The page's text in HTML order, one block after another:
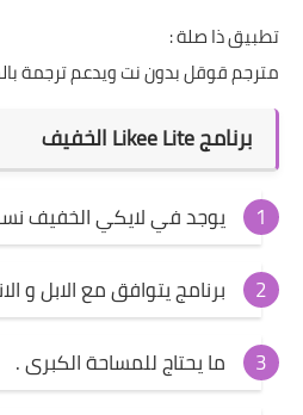
تطبيق ذا صلة :
مترجم قوقل بدون نت ويدعم ترجمة
برنامج Likee Lite الخفيف
يوجد في لايكي الخفيف
برنامج يتوافق مع الابل و
ما يحتاج للمساحة الكبرى .